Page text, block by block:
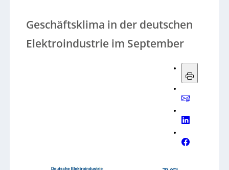
Geschäftsklima in der deutschen
Elektroindustrie im September